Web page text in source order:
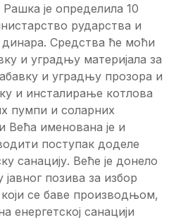
је определила 10
рударства и
Средства ће моћи
и уградњу материјала за
и уградњу прозора и
и инсталирање котлова
пумпи и соларних
Већа именована је и
поступак доделе
санацију. Веће је донело
позива за избор
се баве производњом,
енергетској санацији